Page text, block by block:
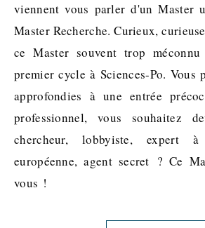
viennent vous parler d'un Master
Master Recherche. Curieux,
ce Master souvent trop
premier cycle à Sciences-Po. Vous
approfondies à une entrée
professionnel, vous souhaitez
chercheur, lobbyiste, expert
européenne, agent secret ? Ce
vous !